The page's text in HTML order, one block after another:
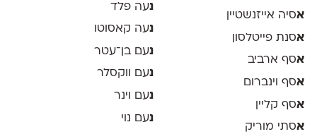
אסיה אייזנשטיין
אסנת פייטלסון
אסף ארביב
אסף וינברום
אסף קליין
אסתי מוריק
נעה פלד
נעה קאסוטו
נעם בן־עטר
נעם ווקסלר
נעם וינר
נעם נוי